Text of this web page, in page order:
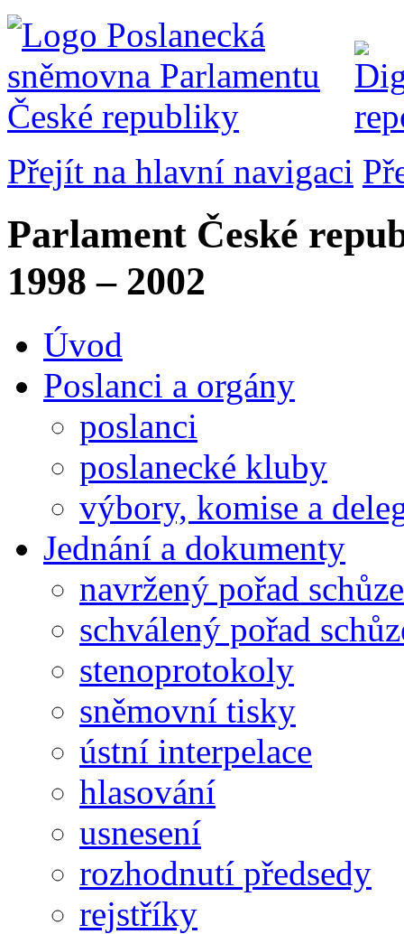
Přejít na hlavní navigaci
Parlament České
1998 – 2002
Úvod
Poslanci a orgány
poslanci
poslanecké kluby
výbory, komise a
Jednání a dokumenty
navržený pořad schůze
schválený pořad
stenoprotokoly
sněmovní tisky
ústní interpelace
hlasování
usnesení
rozhodnutí předsedy
rejstříky